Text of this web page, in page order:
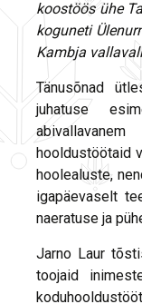
koostöös ühe
koguneti
Kambja
Tänusõnad
juhatuse
hooldustöötaid
hoolealuste,
igapäevaselt
naeratuse ja
Jarno Laur
toojaid